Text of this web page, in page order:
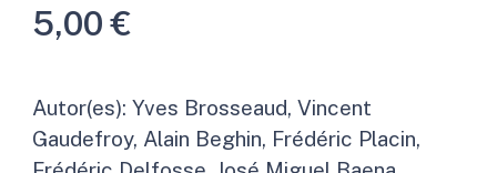
5,00€
Autor(es): Yves Brosseaud, Vincent
Gaudefroy, Alain Beghin, Frédéric Placin,